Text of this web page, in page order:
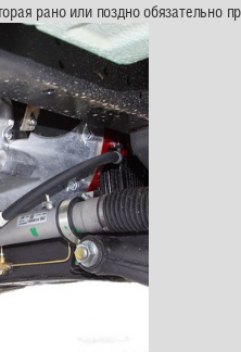
рано или поздно обязательно